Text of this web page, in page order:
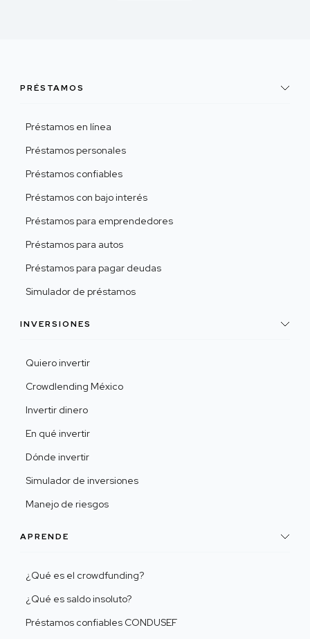
PRÉSTAMOS
Préstamos en línea
Préstamos personales
Préstamos confiables
Préstamos con bajo interés
Préstamos para emprendedores
Préstamos para autos
Préstamos para pagar deudas
Simulador de préstamos
INVERSIONES
Quiero invertir
Crowdlending México
Invertir dinero
En qué invertir
Dónde invertir
Simulador de inversiones
Manejo de riesgos
APRENDE
¿Qué es el crowdfunding?
¿Qué es saldo insoluto?
Préstamos confiables CONDUSEF